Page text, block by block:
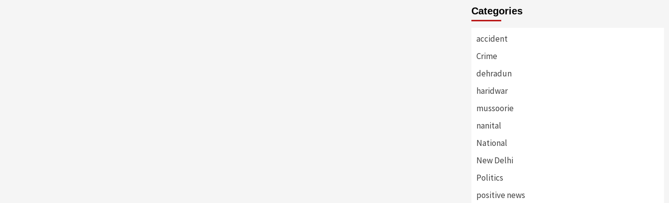
Categories
accident
Crime
dehradun
haridwar
mussoorie
nanital
National
New Delhi
Politics
positive news